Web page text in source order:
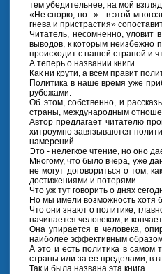
тем убедительнее, на мой
«Не спорю, но...» - в этой
гнева и пристрастия»
Читатель, несомненно, уловит
выводов, к которым неизбежно
происходит с нашей страной и
А теперь о названии книги.
Как ни крути, а всем правит
Политика в наше время уже
рубежами.
Об этом, собственно, и
страны, международным
Автор предлагает читателю
хитроумно завязываются
намерений.
Это - нелегкое чтение, но оно
Многому, что было вчера, уже
не могут договориться о том,
достижениями и потерями.
Что уж тут говорить о днях
Но мы имели возможность хотя
Что они знают о политике,
начинается человеком, и
Она упирается в человека,
наиболее эффективным
А это и есть политика в самом
страны или за ее пределами, в
Так и была названа эта книга.